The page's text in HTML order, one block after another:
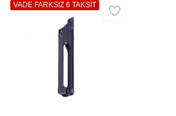
VADE FARKSIZ 6 TAKSİT